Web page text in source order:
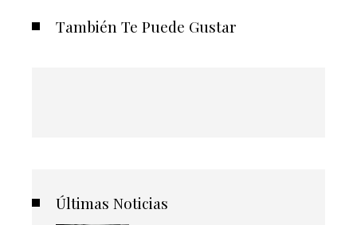
También Te Puede Gustar
Últimas Noticias